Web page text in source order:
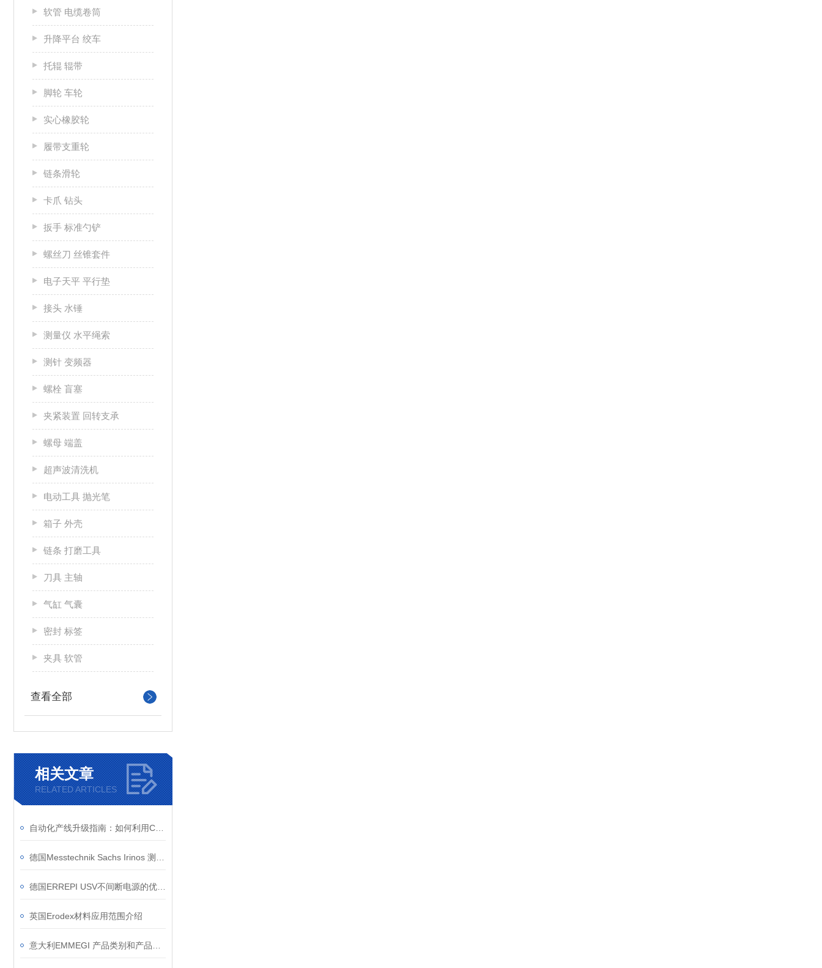
软管 电缆卷筒
升降平台 绞车
托辊 辊带
脚轮 车轮
实心橡胶轮
履带支重轮
链条滑轮
卡爪 钻头
扳手 标准勺铲
螺丝刀 丝锥套件
电子天平 平行垫
接头 水锤
测量仪 水平绳索
测针 变频器
螺栓 盲塞
夹紧装置 回转支承
螺母 端盖
超声波清洗机
电动工具 抛光笔
箱子 外壳
链条 打磨工具
刀具 主轴
气缸 气囊
密封 标签
夹具 软管
查看全部
相关文章
RELATED ARTICLES
英国Erodex材料应用范围介绍